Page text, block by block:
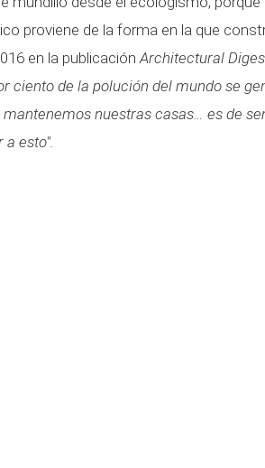
proviene de la forma en la que
en la publicaciónArchitectural
ciento de la polución del mundo se
nuestras casas… es de
esto".